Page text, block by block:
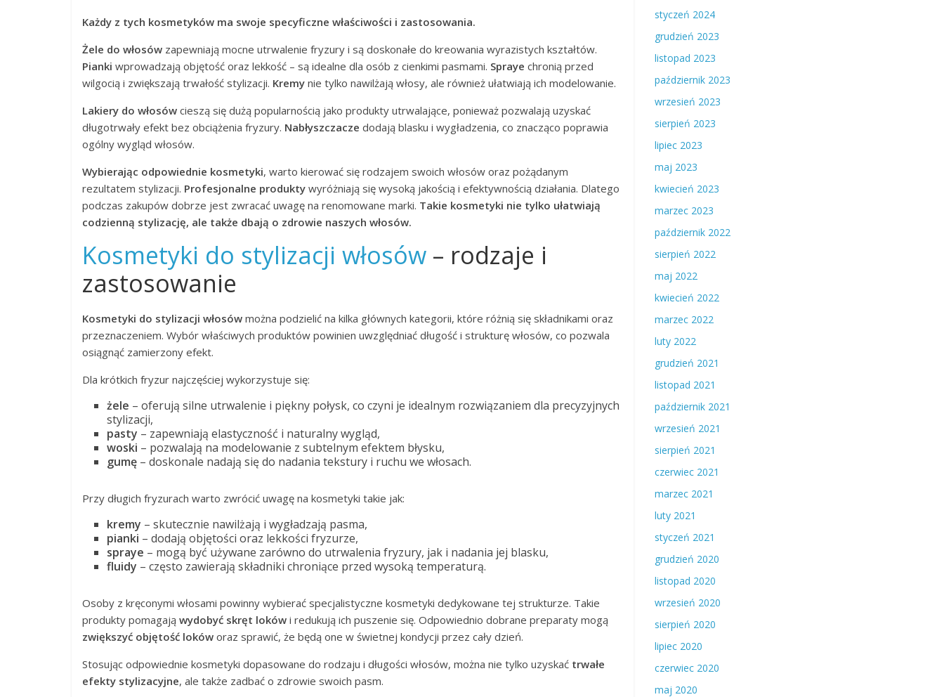
Każdy z tych kosmetyków ma swoje specyficzne właściwości i zastosowania.
Żele do włosów zapewniają mocne utrwalenie fryzury i są doskonałe do kreowania wyrazistych kształtów.
Pianki wprowadzają objętość oraz lekkość – są idealne dla osób z cienkimi pasmami. Spraye chronią przed
wilgocią i zwiększają trwałość stylizacji. Kremy nie tylko nawilżają włosy, ale również ułatwiają ich modelowanie.
Lakiery do włosów cieszą się dużą popularnością jako produkty utrwalające, ponieważ pozwalają uzyskać
długotrwały efekt bez obciążenia fryzury. Nabłyszczacze dodają blasku i wygładzenia, co znacząco poprawia
ogólny wygląd włosów.
Wybierając odpowiednie kosmetyki, warto kierować się rodzajem swoich włosów oraz pożądanym
rezultatem stylizacji. Profesjonalne produkty wyróżniają się wysoką jakością i efektywnością działania. Dlatego
podczas zakupów dobrze jest zwracać uwagę na renomowane marki. Takie kosmetyki nie tylko ułatwiają
codzienną stylizację, ale także dbają o zdrowie naszych włosów.
Kosmetyki do stylizacji włosów – rodzaje i
zastosowanie
Kosmetyki do stylizacji włosów można podzielić na kilka głównych kategorii, które różnią się składnikami oraz
przeznaczeniem. Wybór właściwych produktów powinien uwzględniać długość i strukturę włosów, co pozwala
osiągnąć zamierzony efekt.
Dla krótkich fryzur najczęściej wykorzystuje się:
żele – oferują silne utrwalenie i piękny połysk, co czyni je idealnym rozwiązaniem dla precyzyjnych
stylizacji,
pasty – zapewniają elastyczność i naturalny wygląd,
woski – pozwalają na modelowanie z subtelnym efektem błysku,
gumę – doskonale nadają się do nadania tekstury i ruchu we włosach.
Przy długich fryzurach warto zwrócić uwagę na kosmetyki takie jak:
kremy – skutecznie nawilżają i wygładzają pasma,
pianki – dodają objętości oraz lekkości fryzurze,
spraye – mogą być używane zarówno do utrwalenia fryzury, jak i nadania jej blasku,
fluidy – często zawierają składniki chroniące przed wysoką temperaturą.
Osoby z kręconymi włosami powinny wybierać specjalistyczne kosmetyki dedykowane tej strukturze. Takie
produkty pomagają wydobyć skręt loków i redukują ich puszenie się. Odpowiednio dobrane preparaty mogą
zwiększyć objętość loków oraz sprawić, że będą one w świetnej kondycji przez cały dzień.
Stosując odpowiednie kosmetyki dopasowane do rodzaju i długości włosów, można nie tylko uzyskać trwałe
efekty stylizacyjne, ale także zadbać o zdrowie swoich pasm.
styczeń 2024
grudzień 2023
listopad 2023
październik 2023
wrzesień 2023
sierpień 2023
lipiec 2023
maj 2023
kwiecień 2023
marzec 2023
październik 2022
sierpień 2022
maj 2022
kwiecień 2022
marzec 2022
luty 2022
grudzień 2021
listopad 2021
październik 2021
wrzesień 2021
sierpień 2021
czerwiec 2021
marzec 2021
luty 2021
styczeń 2021
grudzień 2020
listopad 2020
wrzesień 2020
sierpień 2020
lipiec 2020
czerwiec 2020
maj 2020